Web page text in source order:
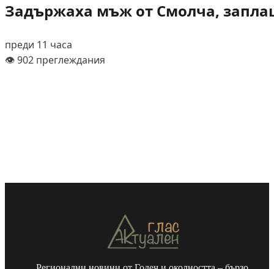
Задържаха мъж от Смолча,
преди 11 часа
👁️ 902 преглеждания